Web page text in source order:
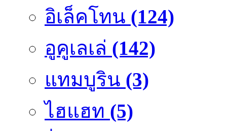
อิเล็คโทน (124)
อูคูเลเล่ (142)
แทมบูริน (3)
ไฮแฮท (5)